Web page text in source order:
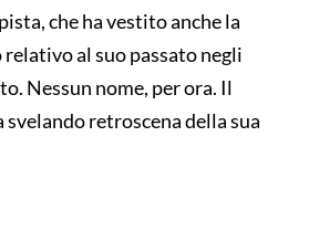
che ha vestito anche la
al suo passato negli
Nessun nome, per ora. Il
retroscena della sua